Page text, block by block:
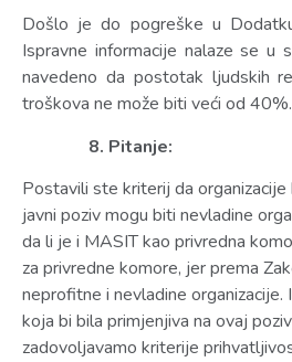
Došlo je do pogreške u
Ispravne informacije nalaze se u
navedeno da postotak ljudskih
troškova ne može biti veći od 40%.
8. Pitanje:
Postavili ste kriterij da
javni poziv mogu biti nevladine
da li je i MASIT kao privredna
za privredne komore, jer prema
neprofitne i nevladine
koja bi bila primjenjiva na ovaj
zadovoljavamo kriterije